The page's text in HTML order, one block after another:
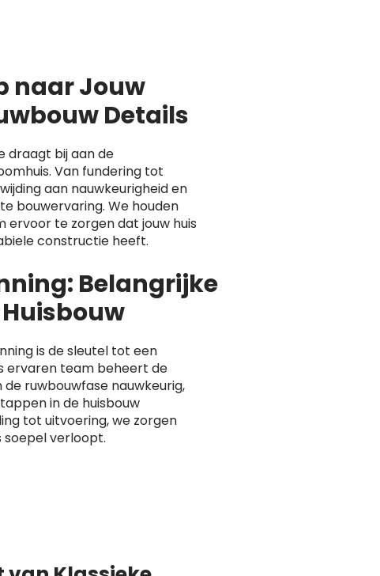
naar Jouw
Details
draagt bij aan de
Van fundering tot
aan nauwkeurigheid en
bouwervaring. We houden
ervoor te zorgen dat jouw huis
constructie heeft.
Belangrijke
is de sleutel tot een
ervaren team beheert de
ruwbouwfase nauwkeurig,
in de huisbouw
tot uitvoering, we zorgen
verloopt.